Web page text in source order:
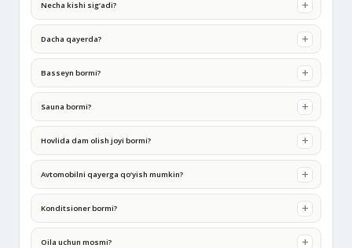
Necha kishi sig‘adi?
Dacha qayerda?
Basseyn bormi?
Sauna bormi?
Hovlida dam olish joyi bormi?
Avtomobilni qayerga qo‘yish mumkin?
Konditsioner bormi?
Oila uchun mosmi?